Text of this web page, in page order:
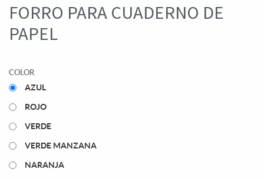
FORRO PARA CUADERNO DE
PAPEL
COLOR
AZUL
ROJO
VERDE
VERDE MANZANA
NARANJA